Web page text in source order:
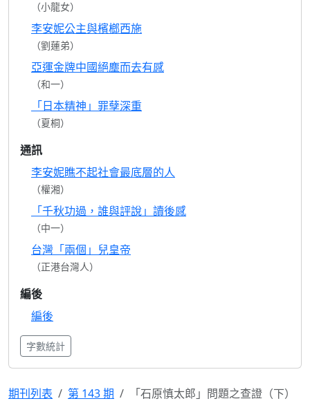
（小龍女）
李安妮公主與檳榔西施
（劉蓮弟）
亞運金牌中國絕塵而去有感
（和一）
「日本精神」罪孽深重
（夏桐）
通訊
李安妮瞧不起社會最底層的人
（權湘）
「千秋功過，誰與評說」讀後感
（中一）
台灣「兩個」兒皇帝
（正港台灣人）
編後
編後
字數統計
期刊列表 第 143 期 「石原慎太郎」問題之查證（下）